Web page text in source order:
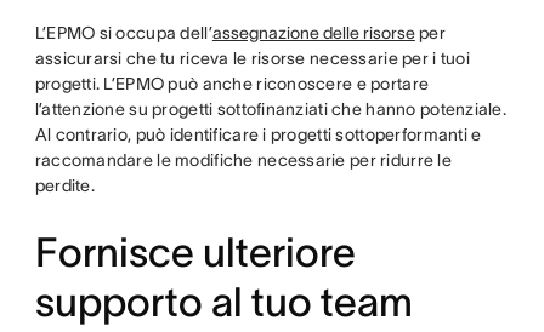
L’EPMO si occupa dell’assegnazione delle risorseper
assicurarsi che tu riceva le risorse necessarie per i tuoi
progetti. L’EPMO può anche riconoscere e portare
l’attenzione su progetti sottofinanziati che hanno potenziale.
Al contrario, può identificare i progetti sottoperformanti e
raccomandare le modifiche necessarie per ridurre le
perdite.
Fornisce ulteriore
supporto al tuo team